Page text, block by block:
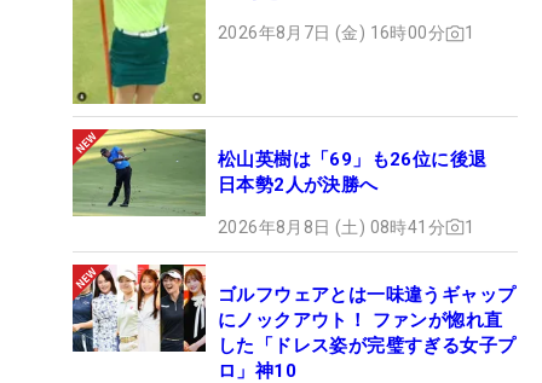
2026年8月7日 (金) 16時00分 1
松山英樹は「69」も26位に後退
日本勢2人が決勝へ
2026年8月8日 (土) 08時41分 1
ゴルフウェアとは一味違うギャップ
にノックアウト！ ファンが惚れ直
した「ドレス姿が完璧すぎる女子プ
ロ」神10